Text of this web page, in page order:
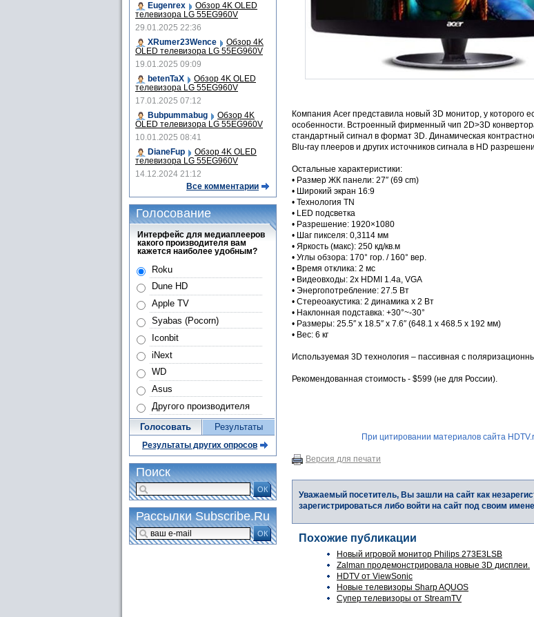
Компания Acer представила новый 3D монитор, у которого
особенности. Встроенный фирменный чип 2D>3D
стандартный сигнал в формат 3D. Динамическая
Blu-ray плееров и других источников сигнала в HD
Остальные характеристики:
• Размер ЖК панели: 27″ (69 cm)
• Широкий экран 16:9
• Технология TN
• LED подсветка
• Разрешение: 1920×1080
• Шаг пикселя: 0,3114 мм
• Яркость (макс): 250 кд/кв.м
• Углы обзора: 170° гор. / 160° вер.
• Время отклика: 2 мс
• Видеовходы: 2x HDMI 1.4a, VGA
• Энергопотребление: 27.5 Вт
• Стереоакустика: 2 динамика x 2 Вт
• Наклонная подставка: +30°~-30°
• Размеры: 25.5″ x 18.5″ x 7.6″ (648.1 x 468.5 x 192 мм)
• Вес: 6 кг
Используемая 3D технология – пассивная с
Рекомендованная стоимость - $599 (не для России).
При цитировании материалов сайта
Версия для печати
Уважаемый посетитель, Вы зашли на сайт как
зарегистрироваться либо войти на сайт под своим
Похожие публикации
Новый игровой монитор Philips 273E3LSB
Zalman продемонстрировала новые 3D дисплеи.
HDTV от ViewSonic
Новые телевизоры Sharp AQUOS
Супер телевизоры от StreamTV
Eugenrex
Обзор 4K OLED
телевизора LG 55EG960V
29.01.2025 22:36
XRumer23Wence
Обзор 4K
OLED телевизора LG 55EG960V
19.01.2025 09:09
betenTaX
Обзор 4K OLED
телевизора LG 55EG960V
17.01.2025 07:12
Bubpummabug
Обзор 4K
OLED телевизора LG 55EG960V
10.01.2025 08:41
DianeFup
Обзор 4K OLED
телевизора LG 55EG960V
14.12.2024 21:12
Все комментарии
Голосование
Интерфейс для медиаплееров
какого производителя вам
кажется наиболее удобным?
Roku
Dune HD
Apple TV
Syabas (Pocorn)
Iconbit
iNext
WD
Asus
Другого производителя
Голосовать Результаты
Результаты других опросов
Поиск
ОК
Рассылки Subscribe.Ru
ОК